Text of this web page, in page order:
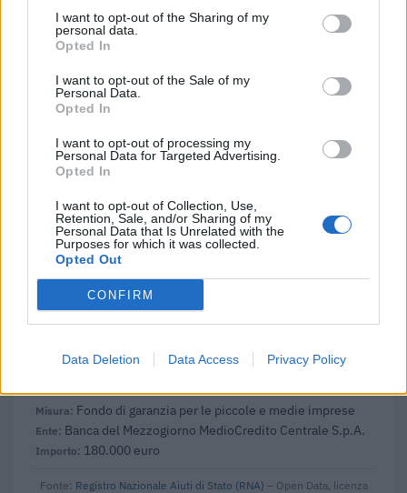
I want to opt-out of the Sharing of my
personal data.
Opted In
I want to opt-out of the Sale of my
Personal Data.
Opted In
I want to opt-out of processing my
Personal Data for Targeted Advertising.
Opted In
I want to opt-out of Collection, Use,
Retention, Sale, and/or Sharing of my
Personal Data that Is Unrelated with the
Purposes for which it was collected.
Opted Out
CONFIRM
Data Deletion Data Access Privacy Policy
Fondo di garanzia per le piccole e medie imprese
Banca del Mezzogiorno MedioCredito Centrale S.p.A.
2025-05-09
Fondo di garanzia per le piccole e medie imprese
Banca del Mezzogiorno MedioCredito Centrale S.p.A.
760.000 euro
Fondo di garanzia per le piccole e medie imprese
Banca del Mezzogiorno MedioCredito Centrale S.p.A.
250.000 euro
2025-02-28
Fondo di garanzia per le piccole e medie imprese
n.d.
2024-12-24
Fondo di garanzia per le piccole e medie imprese
Banca del Mezzogiorno MedioCredito Centrale S.p.A.
180.000 euro
Fonte: Registro Nazionale Aiuti di Stato (RNA) – Open Data, licenza